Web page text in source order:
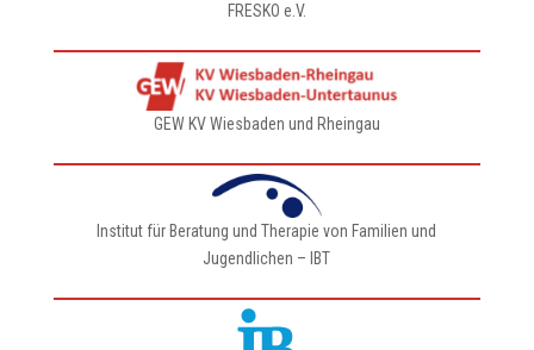
FRESKO e.V.
GEW KV Wiesbaden und Rheingau
Institut für Beratung und Therapie von Familien und
Jugendlichen – IBT